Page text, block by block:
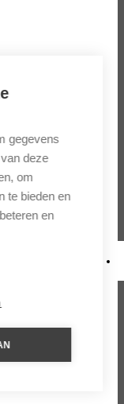
gegevens
deze
om
te bieden en
en